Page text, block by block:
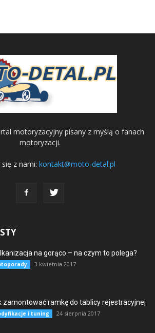
motoryzacyjny pisany z myślą o fanach
motoryzacji.
z nami: kontakt@moto-detal.pl
na gorąco – na czym to polega?
3 kwietnia 2017
zamontować ramkę do tablicy rejestracyjnej
i tuning 24 sierpnia 2017